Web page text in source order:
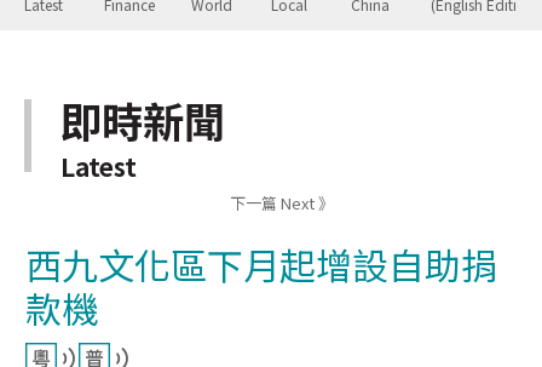
Latest Finance World Local China (English Edition)
即時新聞
Latest
下一篇 Next 》
西九文化區下月起增設自助捐
款機